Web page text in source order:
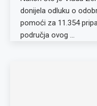
donijela odluku o
pomoći za 11.354
područja ovog …